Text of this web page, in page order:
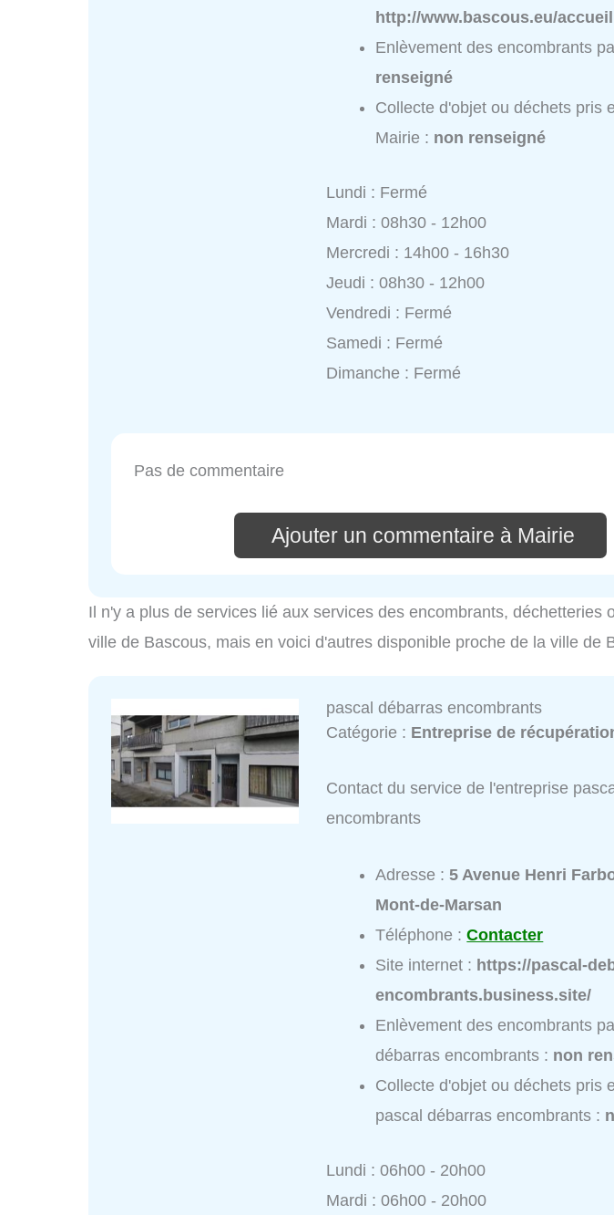
http://www.bascous.eu/
Enlèvement des encombrants
renseigné
Collecte d'objet ou déchets pris
Mairie : non renseigné
Lundi : Fermé
Mardi : 08h30 - 12h00
Mercredi : 14h00 - 16h30
Jeudi : 08h30 - 12h00
Vendredi : Fermé
Samedi : Fermé
Dimanche : Fermé
Pas de commentaire
Ajouter un commentaire à Mairie
Il n'y a plus de services lié aux services des encombrants, déchetteries
ville de Bascous, mais en voici d'autres disponible proche de la ville de
pascal débarras encombrants
Catégorie : Entreprise de
Contact du service de l'entreprise
encombrants
Adresse :5 Avenue Henri
Mont-de-Marsan
Téléphone :Contacter
Site internet : https://pascal-
encombrants.business.site/
Enlèvement des encombrants
débarras encombrants : non
Collecte d'objet ou déchets pris
pascal débarras encombrants :
Lundi : 06h00 - 20h00
Mardi : 06h00 - 20h00